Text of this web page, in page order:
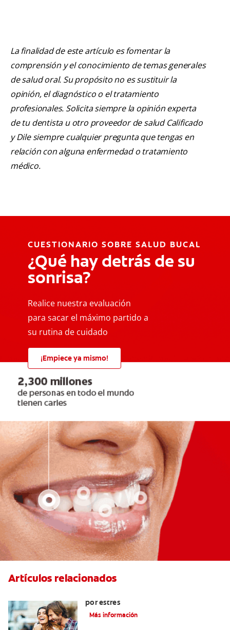
La finalidad de este artículo es fomentar la
comprensión y el conocimiento de temas generales
de salud oral. Su propósito no es sustituir la
opinión, el diagnóstico o el tratamiento
profesionales. Solicita siempre la opinión experta
de tu dentista u otro proveedor de salud Calificado
y Dile siempre cualquier pregunta que tengas en
relación con alguna enfermedad o tratamiento
médico.
CUESTIONARIO SOBRE SALUD BUCAL
¿Qué hay detrás de su
sonrisa?
Realice nuestra evaluación
para sacar el máximo partido a
su rutina de cuidado
¡Empiece ya mismo!
Artículos relacionados
por estrés
Más información